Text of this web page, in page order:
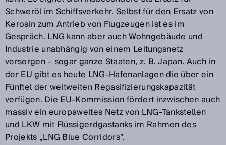
Schweröl im Schiffsverkehr. Selbst für den Ersatz von
Kerosin zum Antrieb von Flugzeugen ist es im
Gespräch. LNG kann aber auch Wohngebäude und
Industrie unabhängig von einem Leitungsnetz
versorgen – sogar ganze Staaten, z. B. Japan. Auch in
der EU gibt es heute LNG-Hafenanlagen die über ein
Fünftel der weltweiten Regasifizierungskapazität
verfügen. Die EU-Kommission fördert inzwischen auch
massiv ein europaweites Netz von LNG-Tankstellen
und LKW mit Flüssigerdgastanks im Rahmen des
Projekts „LNG Blue Corridors”.